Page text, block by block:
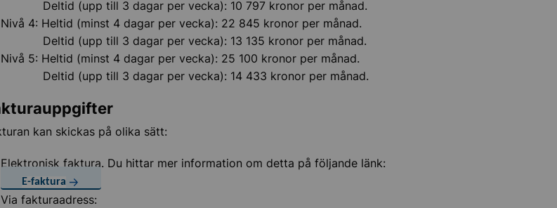
Deltid (upp till 3 dagar per vecka): 10 797 kronor per månad.
Nivå 4: Heltid (minst 4 dagar per vecka): 22 845 kronor per månad.
Deltid (upp till 3 dagar per vecka): 13 135 kronor per månad.
Nivå 5: Heltid (minst 4 dagar per vecka): 25 100 kronor per månad.
Deltid (upp till 3 dagar per vecka): 14 433 kronor per månad.
kan skickas på olika sätt:
Elektronisk faktura. Du hittar mer information om detta på följande länk:
E-faktura
Via fakturaadress: